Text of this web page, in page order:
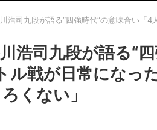
浩司九段が語る“四強時代”の意味合い「
浩司九段が語る“
ル戦が日常になっ
くない」